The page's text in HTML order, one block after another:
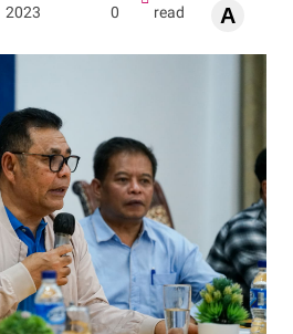
2023
0
read
A